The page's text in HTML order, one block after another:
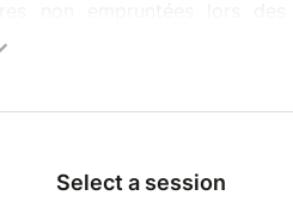
rien.
Select a session